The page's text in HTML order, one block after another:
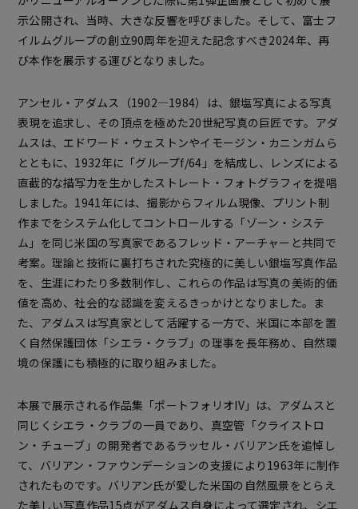
示公開され、当時、大きな反響を呼びました。そして、富士フ
イルムグループの創立90周年を迎えた記念すべき2024年、再
び本作を展示する運びとなりました。
アンセル・アダムス（1902—1984）は、銀塩写真による写真
表現を追求し、その頂点を極めた20世紀写真の巨匠です。アダ
ムスは、エドワード・ウェストンやイモージン・カニンガムら
とともに、1932年に「グループf/64」を結成し、レンズによる
直截的な描写力を生かしたストレート・フォトグラフィを提唱
しました。1941年には、撮影からフィルム現像、プリント制
作までをシステム化してコントロールする「ゾーン・システ
ム」を同じ米国の写真家であるフレッド・アーチャーと共同で
考案。理論と技術に裏打ちされた究極的に美しい銀塩写真作品
を、生涯にわたり多数制作し、これらの作品は写真の美術的価
値を高め、社会的な認識を変えるきっかけとなりました。ま
た、アダムスは写真家として活躍する一方で、米国に本部を置
く自然保護団体「シエラ・クラブ」の理事を長年務め、自然環
境の保護にも積極的に取り組みました。
本展で展示される作品集「ポートフォリオIV」は、アダムスと
同じくシエラ・クラブの一員であり、真空管「クライストロ
ン・チューブ」の開発者であるラッセル・バリアン氏を追悼し
て、バリアン・ファウンデーションの支援により1963年に制作
されたものです。バリアン氏が愛した米国の自然風景をとらえ
た美しい写真作品15点がアダムス自身によって選定され、シエ